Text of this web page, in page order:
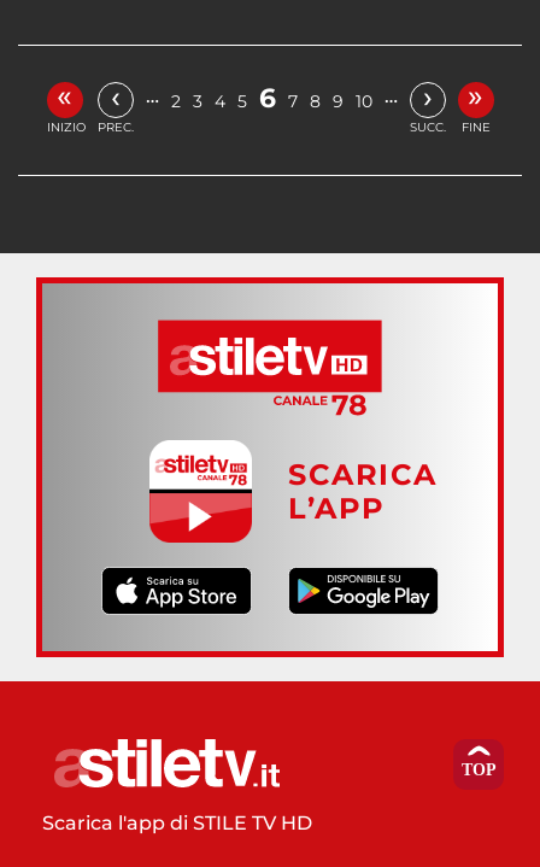
«
INIZIO
‹
PREC.
… 2 3 4 5 6 7 8 9 10 … ›
SUCC.
»
FINE
SCARICA
L’APP
Scarica l'app di STILE TV HD